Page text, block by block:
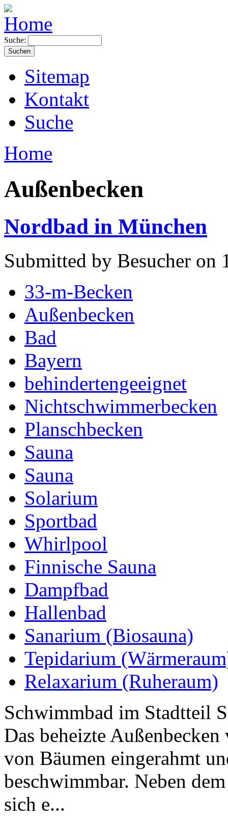
Suche:
Sitemap
Kontakt
Suche
Home
Außenbecken
Nordbad in München
Submitted by Besucher on
33-m-Becken
Außenbecken
Bad
Bayern
behindertengeeignet
Nichtschwimmerbecken
Planschbecken
Sauna
Sauna
Solarium
Sportbad
Whirlpool
Finnische Sauna
Dampfbad
Hallenbad
Sanarium (Biosauna)
Tepidarium
Relaxarium (Ruheraum)
Schwimmbad im Stadtteil
Das beheizte
von Bäumen eingerahmt
beschwimmbar. Neben
sich e...